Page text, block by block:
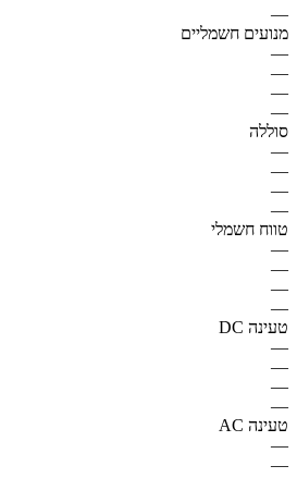
—
מנועים חשמליים
—
—
—
—
סוללה
—
—
—
—
טווח חשמלי
—
—
—
—
טעינה DC
—
—
—
—
טעינה AC
—
—